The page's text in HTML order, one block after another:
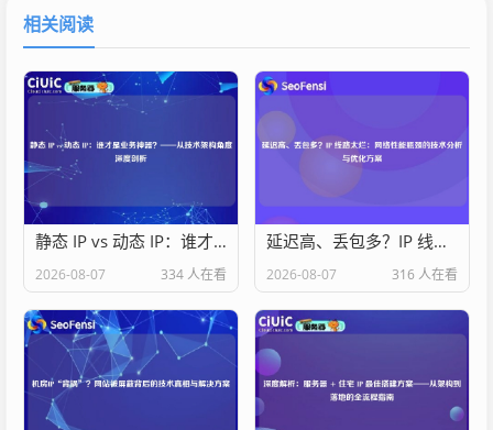
相关阅读
静态 IP vs 动态 IP：谁才是业务神器？——从技术架构角度深度剖析
2026-08-07 334 人在看
延迟高、丢包多？IP 线路太烂：网络性能瓶颈的技术分析与优化方案
2026-08-07 316 人在看